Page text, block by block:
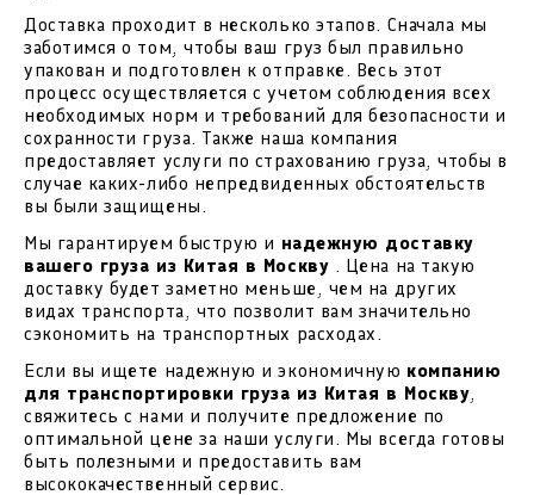
Доставка проходит в несколько этапов. Сначала мы
заботимся о том, чтобы ваш груз был правильно
упакован и подготовлен к отправке. Весь этот
процесс осуществляется с учетом соблюдения всех
необходимых норм и требований для безопасности и
сохранности груза. Также наша компания
предоставляет услуги по страхованию груза, чтобы в
случае каких-либо непредвиденных обстоятельств
вы были защищены.
Мы гарантируем быструю и надежную доставку
вашего груза из Китая в Москву . Цена на такую
доставку будет заметно меньше, чем на других
видах транспорта, что позволит вам значительно
сэкономить на транспортных расходах.
Если вы ищете надежную и экономичную компанию
для транспортировки груза из Китая в Москву,
свяжитесь с нами и получите предложение по
оптимальной цене за наши услуги. Мы всегда готовы
быть полезными и предоставить вам
высококачественный сервис.